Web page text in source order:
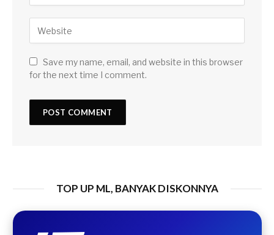
Save my name, email, and website in this browser
for the next time I comment.
TOP UP ML, BANYAK DISKONNYA